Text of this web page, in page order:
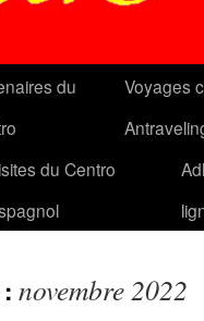
du
Voyages
du Centro
novembre 2022